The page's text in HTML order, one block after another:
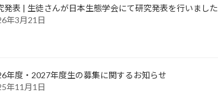
発表 | 生徒さんが日本生態学会にて研究発表を行いました
年3月21日
年度・2027年度生の募集に関するお知らせ
年11月1日